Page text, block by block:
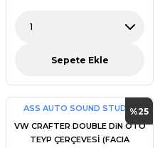
Sepete Ekle
%25
ASS AUTO SOUND STUDİO
VW CRAFTER DOUBLE DiN OTO
TEYP ÇERÇEVESİ (FACIA